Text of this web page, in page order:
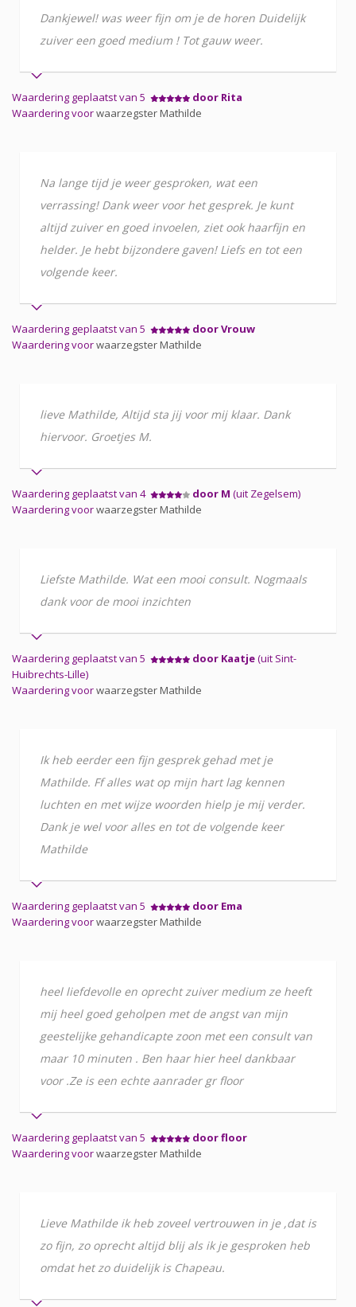
Dankjewel! was weer fijn om je de horen Duidelijk
zuiver een goed medium ! Tot gauw weer.
Waardering geplaatst van 5
door Rita
Waardering voorwaarzegster Mathilde
Na lange tijd je weer gesproken, wat een
verrassing! Dank weer voor het gesprek. Je kunt
altijd zuiver en goed invoelen, ziet ook haarfijn en
helder. Je hebt bijzondere gaven! Liefs en tot een
volgende keer.
Waardering geplaatst van 5
door Vrouw
Waardering voorwaarzegster Mathilde
lieve Mathilde, Altijd sta jij voor mij klaar. Dank
hiervoor. Groetjes M.
Waardering geplaatst van 4 door M (uit Zegelsem)
Waardering voorwaarzegster Mathilde
Liefste Mathilde. Wat een mooi consult. Nogmaals
dank voor de mooi inzichten
Waardering geplaatst van 5 door Kaatje(uit Sint-
Huibrechts-Lille)
Waardering voorwaarzegster Mathilde
Ik heb eerder een fijn gesprek gehad met je
Mathilde. Ff alles wat op mijn hart lag kennen
luchten en met wijze woorden hielp je mij verder.
Dank je wel voor alles en tot de volgende keer
Mathilde
Waardering geplaatst van 5
door Ema
Waardering voorwaarzegster Mathilde
heel liefdevolle en oprecht zuiver medium ze heeft
mij heel goed geholpen met de angst van mijn
geestelijke gehandicapte zoon met een consult van
maar 10 minuten . Ben haar hier heel dankbaar
voor .Ze is een echte aanrader gr floor
Waardering geplaatst van 5
door floor
Waardering voorwaarzegster Mathilde
Lieve Mathilde ik heb zoveel vertrouwen in je ,dat is
zo fijn, zo oprecht altijd blij als ik je gesproken heb
omdat het zo duidelijk is Chapeau.